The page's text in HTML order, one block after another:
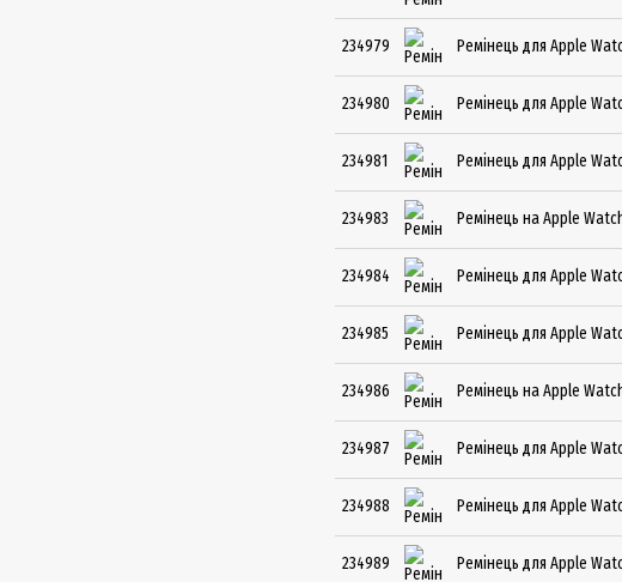
234979 Ремінець для Apple
234980 Ремінець для Apple
234981 Ремінець для Apple
234983 Ремінець на Apple
234984 Ремінець для Apple
234985 Ремінець для Apple
234986 Ремінець на Apple
234987 Ремінець для Apple
234988 Ремінець для Apple
234989 Ремінець для Apple